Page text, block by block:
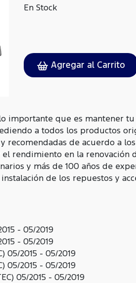
En Stock
Agregar al Carrito
importante que es mantener
a todos los productos
recomendadas de acuerdo a
rendimiento en la renovación
y más de 100 años de
de los repuestos y
- 05/2019
- 05/2019
05/2015 - 05/2019
05/2015 - 05/2019
05/2015 - 05/2019